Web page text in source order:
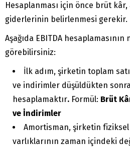
Hesaplanması için önce brüt kâr,
giderlerinin belirlenmesi gerekir.
Aşağıda EBITDA hesaplamasının
görebilirsiniz:
İlk adım, şirketin toplam
ve indirimler düşüldükten
hesaplamaktır. Formül: Brüt
ve İndirimler
Amortisman, şirketin
varlıklarının zaman içindeki